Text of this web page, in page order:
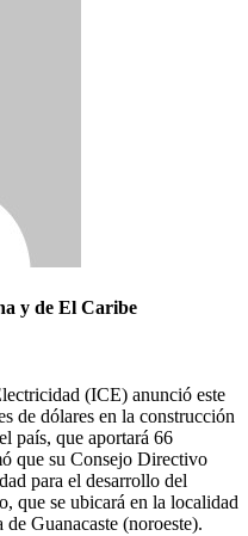
y de El Caribe
(ICE) anunció este
de dólares en la construcción
país, que aportará 66
que su Consejo Directivo
para el desarrollo del
que se ubicará en la localidad
Guanacaste (noroeste).